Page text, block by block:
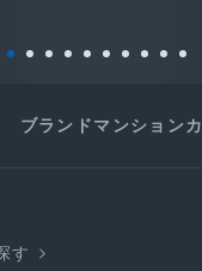
ブランドマンション
す